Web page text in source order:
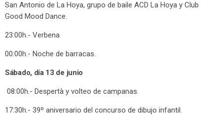
San Antonio de La Hoya, grupo de baile ACD La Hoya y Club
Good Mood Dance.
23:00h.- Verbena
00:00h.- Noche de barracas.
Sábado, día 13 de junio
08:00h.- Despertà y volteo de campanas.
17:30h.- 39º aniversario del concurso de dibujo infantil.